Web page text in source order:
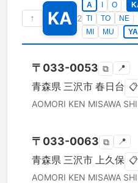
↑ KA 2
A O
TI
TO NE
MI
MU YA
〒 033-0053 ⧉ 📍
青森県 三沢市 春日台 📋
AOMORI KEN MISAWA SHI
〒 033-0063 ⧉ 📍
青森県 三沢市 上久保 📋
AOMORI KEN MISAWA SHI